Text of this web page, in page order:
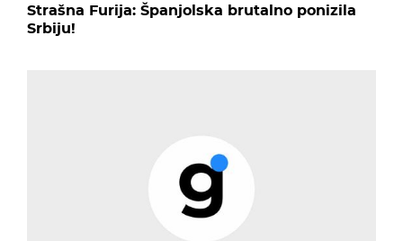
Strašna Furija: Španjolska brutalno ponizila
Srbiju!